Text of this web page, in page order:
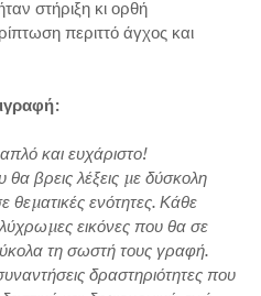
στήριξη κι ορθή
περιττό άγχος και
και ευχάριστο!
θα βρεις λέξεις µε δύσκολη
ενότητες. Κάθε
εικόνες που θα σε
τη σωστή τους γραφή.
δραστηριότητες που